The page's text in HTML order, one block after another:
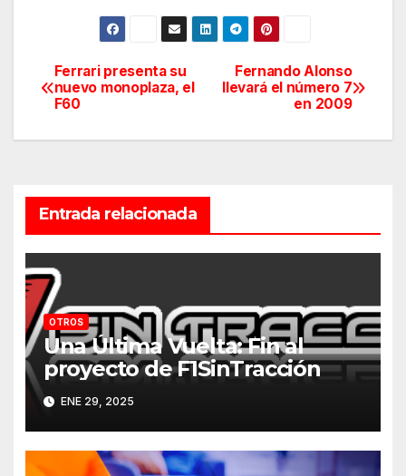
Navegación
de
Fernando Alonso
llevará el número 7
en 2009
Ferrari presenta su
nuevo monoplaza, el
F60
Entrada relacionada
OTROS
Una Última Vuelta: Fin al
proyecto de F1SinTracción
ENE 29, 2025